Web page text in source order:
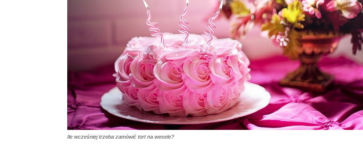
Ile wcześniej trzeba zamówić tort na wesele?